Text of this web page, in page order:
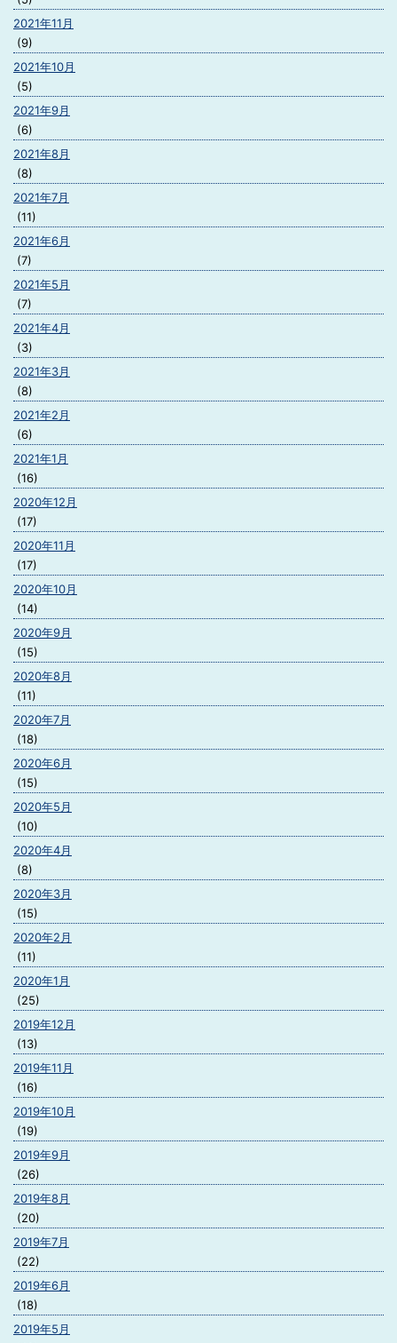
2021年11月
(9)
2021年10月
(5)
2021年9月
(6)
2021年8月
(8)
2021年7月
(11)
2021年6月
(7)
2021年5月
(7)
2021年4月
(3)
2021年3月
(8)
2021年2月
(6)
2021年1月
(16)
2020年12月
(17)
2020年11月
(17)
2020年10月
(14)
2020年9月
(15)
2020年8月
(11)
2020年7月
(18)
2020年6月
(15)
2020年5月
(10)
2020年4月
(8)
2020年3月
(15)
2020年2月
(11)
2020年1月
(25)
2019年12月
(13)
2019年11月
(16)
2019年10月
(19)
2019年9月
(26)
2019年8月
(20)
2019年7月
(22)
2019年6月
(18)
2019年5月